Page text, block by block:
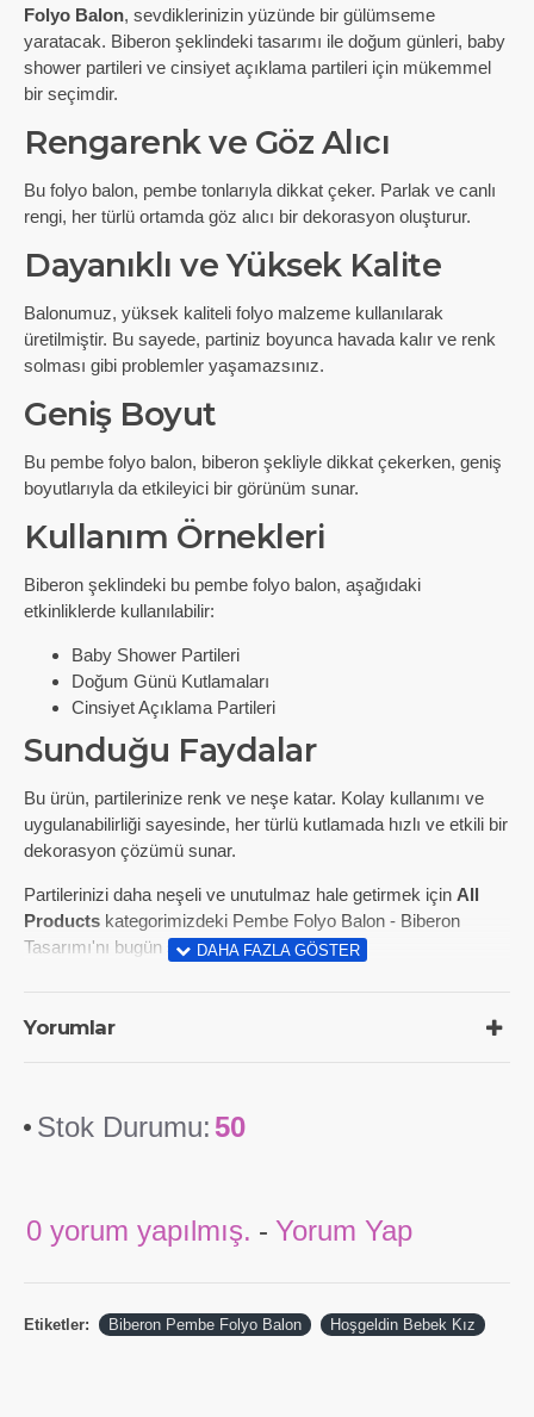
Folyo Balon, sevdiklerinizin yüzünde bir gülümseme
yaratacak. Biberon şeklindeki tasarımı ile doğum günleri, baby
shower partileri ve cinsiyet açıklama partileri için mükemmel
bir seçimdir.
Rengarenk ve Göz Alıcı
Bu folyo balon, pembe tonlarıyla dikkat çeker. Parlak ve canlı
rengi, her türlü ortamda göz alıcı bir dekorasyon oluşturur.
Dayanıklı ve Yüksek Kalite
Balonumuz, yüksek kaliteli folyo malzeme kullanılarak
üretilmiştir. Bu sayede, partiniz boyunca havada kalır ve renk
solması gibi problemler yaşamazsınız.
Geniş Boyut
Bu pembe folyo balon, biberon şekliyle dikkat çekerken, geniş
boyutlarıyla da etkileyici bir görünüm sunar.
Kullanım Örnekleri
Biberon şeklindeki bu pembe folyo balon, aşağıdaki
etkinliklerde kullanılabilir:
Baby Shower Partileri
Doğum Günü Kutlamaları
Cinsiyet Açıklama Partileri
Sunduğu Faydalar
Bu ürün, partilerinize renk ve neşe katar. Kolay kullanımı ve
uygulanabilirliği sayesinde, her türlü kutlamada hızlı ve etkili bir
dekorasyon çözümü sunar.
Partilerinizi daha neşeli ve unutulmaz hale getirmek için All
Products kategorimizdeki Pembe Folyo Balon - Biberon
Tasarımı'nı bugün sipariş edin!
Yorumlar
Stok Durumu: 50
0 yorum yapılmış. - Yorum Yap
Etiketler: Biberon Pembe Folyo Balon Hoşgeldin Bebek Kız